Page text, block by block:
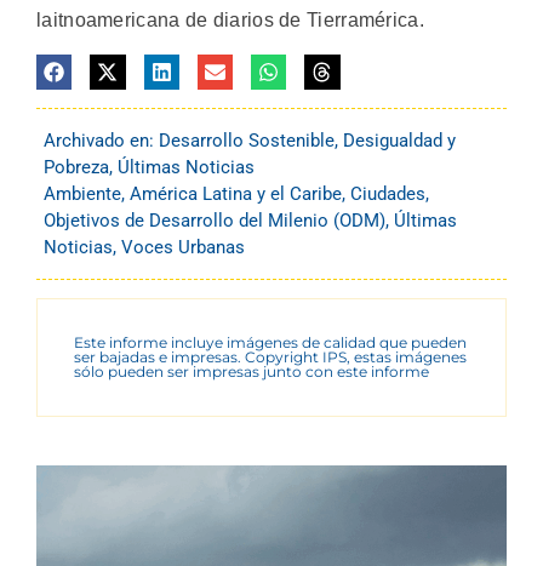
laitnoamericana de diarios de Tierramérica.
Archivado en: Desarrollo Sostenible, Desigualdad y
Pobreza, Últimas Noticias
Ambiente, América Latina y el Caribe, Ciudades,
Objetivos de Desarrollo del Milenio (ODM), Últimas
Noticias, Voces Urbanas
Este informe incluye imágenes de calidad que pueden
ser bajadas e impresas. Copyright IPS, estas imágenes
sólo pueden ser impresas junto con este informe